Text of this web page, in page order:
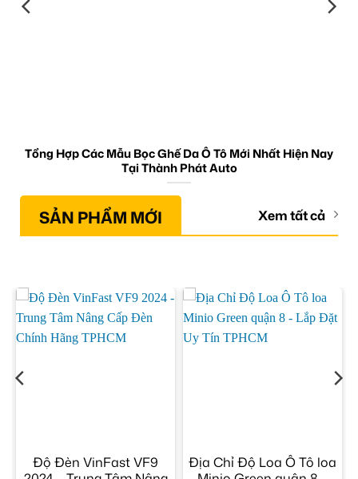
Tổng Hợp Các Mẫu Bọc Ghế Da Ô Tô Mới Nhất Hiện Nay
Tại Thành Phát Auto
SẢN PHẨM MỚI Xem tất cả
Độ Đèn VinFast VF9
Địa Chỉ Độ Loa Ô Tô loa